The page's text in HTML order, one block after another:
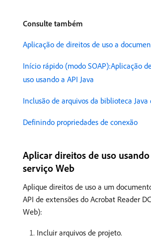
Consulte também
Aplicação de direitos de uso a
Início rápido (modo SOAP):Aplicação
uso usando a API Java
Inclusão de arquivos da biblioteca Java
Definindo propriedades de conexão
Aplicar direitos de uso usando
serviço Web
Aplique direitos de uso a um
API de extensões do Acrobat Reader
Web):
Incluir arquivos de projeto.